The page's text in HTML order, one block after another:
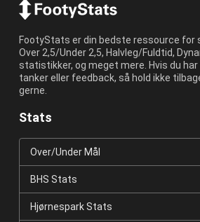
FootyStats er din bedste ressource for
Over 2,5/Under 2,5, Halvleg/Fuldtid,
statistikker, og meget mere. Hvis du
tanker eller feedback, så hold ikke
gerne.
Stats
Over/Under Mål
BHS Stats
Hjørnespark Stats